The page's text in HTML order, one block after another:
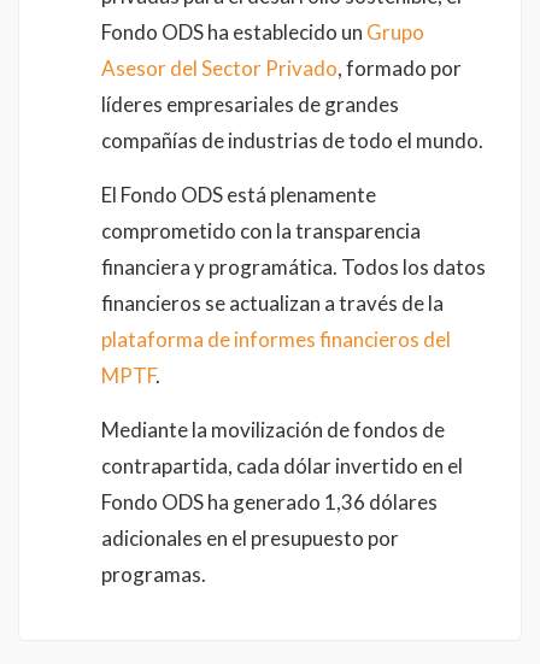
Fondo ODS ha establecido un Grupo
Asesor del Sector Privado, formado por
líderes empresariales de grandes
compañías de industrias de todo el mundo.
El Fondo ODS está plenamente
comprometido con la transparencia
financiera y programática. Todos los datos
financieros se actualizan a través de la
plataforma de informes financieros del
MPTF.
Mediante la movilización de fondos de
contrapartida, cada dólar invertido en el
Fondo ODS ha generado 1,36 dólares
adicionales en el presupuesto por
programas.